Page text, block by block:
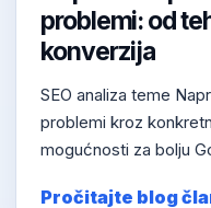
problemi: od
konverzija
SEO analiza teme
problemi kroz
mogućnosti za bolju
Pročitajte blog